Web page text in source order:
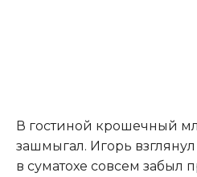
В гостиной крошечный
зашмыгал. Игорь
в суматохе совсем забыл